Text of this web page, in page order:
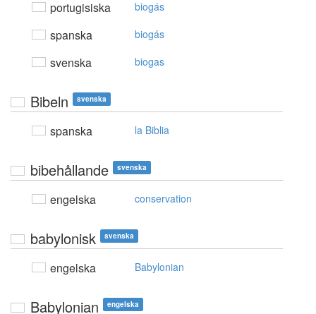
portugisiska biogás
spanska biogás
svenska biogas
Bibeln svenska
spanska la Biblia
bibehållande svenska
engelska conservation
babylonisk svenska
engelska Babylonian
Babylonian engelska